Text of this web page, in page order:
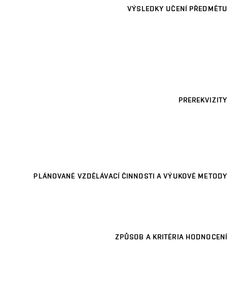
VÝSLEDKY UČENÍ PŘEDMĚTU
PREREKVIZITY
PLÁNOVANÉ VZDĚLÁVACÍ ČINNOSTI A VÝUKOVÉ METODY
ZPŮSOB A KRITÉRIA HODNOCENÍ